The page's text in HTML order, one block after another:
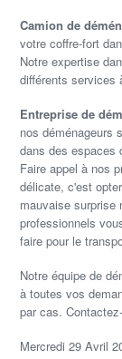
Camion de
votre coffre-fort
Notre expertise
différents services
Entreprise de
nos déménageurs
dans des espaces
Faire appel à nos
délicate, c'est
mauvaise surprise
professionnels
faire pour le
Notre équipe de
à toutes vos
par cas.
Mercredi 29 Avril